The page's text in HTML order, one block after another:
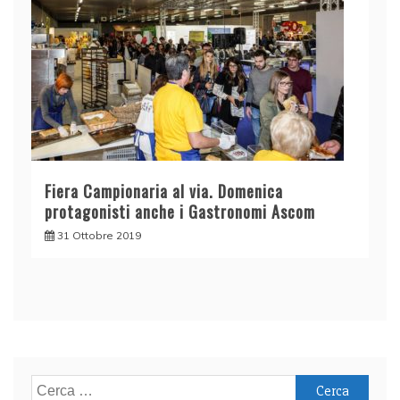
Fiera Campionaria al via. Domenica
protagonisti anche i Gastronomi Ascom
31 Ottobre 2019
Ricerca